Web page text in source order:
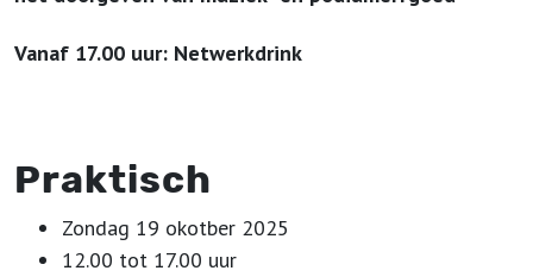
Vanaf 17.00 uur: Netwerkdrink
Praktisch
Zondag 19 okotber 2025
12.00 tot 17.00 uur